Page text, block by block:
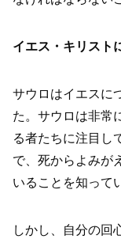
イエス・キリスト
サウロはイエスに
た。サウロは非常
る者たちに注目し
で、死からよみが
いることを知って
しかし、自分の回